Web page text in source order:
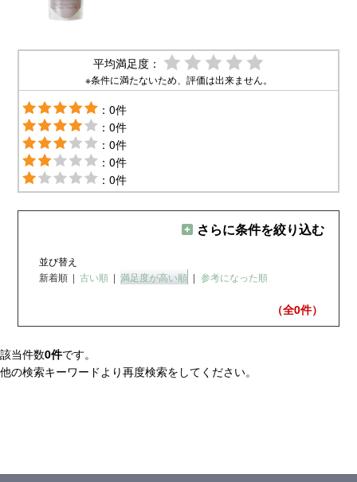
平均満足度：
※条件に満たないため、評価は出来ません。
：0件
：0件
：0件
：0件
：0件
さらに条件を絞り込む
並び替え
新着順 | 古い順 | 満足度が高い順 | 参考になった順
（全0件）
該当件数0件です。
他の検索キーワードより再度検索をしてください。